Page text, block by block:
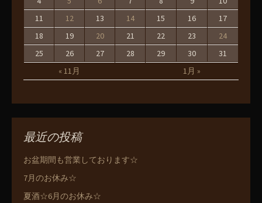
« 11月 1月 »
11
12 13 14 15 16
17
18
19 20 21 22 23
24
25
26 27 28 29 30 31
最近の投稿
お盆期間も営業しております☆
7月のお休み☆
夏酒☆6月のお休み☆